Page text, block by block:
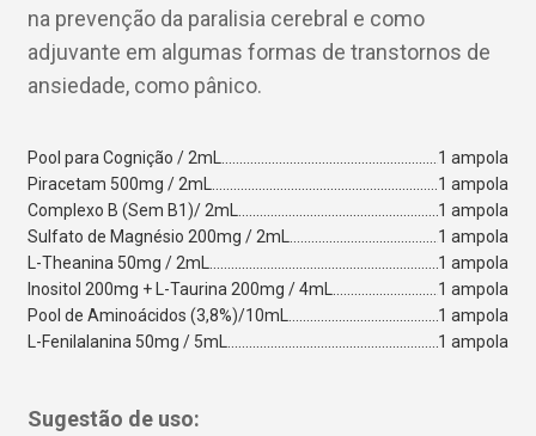
na prevenção da paralisia cerebral e como
adjuvante em algumas formas de transtornos de
ansiedade, como pânico.
Pool para Cognição / 2mL
1 ampola
Piracetam 500mg / 2mL
1 ampola
Complexo B (Sem B1)/ 2mL
1 ampola
Sulfato de Magnésio 200mg / 2mL
1 ampola
L-Theanina 50mg / 2mL
1 ampola
Inositol 200mg + L-Taurina 200mg / 4mL
1 ampola
Pool de Aminoácidos (3,8%)/10mL
1 ampola
L-Fenilalanina 50mg / 5mL
1 ampola
Sugestão de uso: